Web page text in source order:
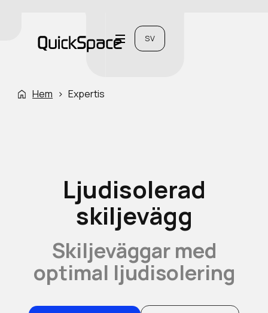
SV
Hem › Expertis
Ljudisolerad
skiljevägg
Skiljeväggar med
optimal ljudisolering